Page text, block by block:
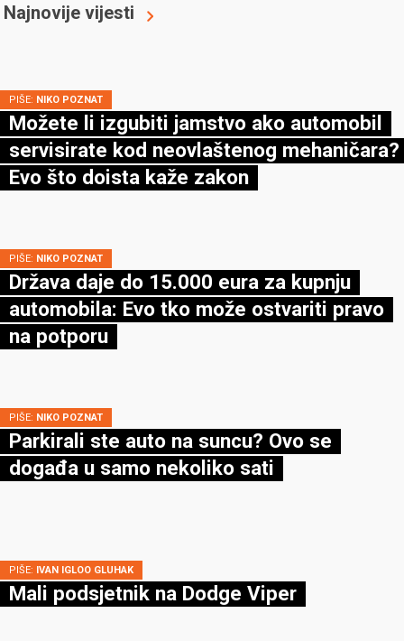
Najnovije vijesti
PIŠE: NIKO POZNAT
Možete li izgubiti jamstvo ako automobil
servisirate kod neovlaštenog mehaničara?
Evo što doista kaže zakon
PIŠE: NIKO POZNAT
Država daje do 15.000 eura za kupnju
automobila: Evo tko može ostvariti pravo
na potporu
PIŠE: NIKO POZNAT
Parkirali ste auto na suncu? Ovo se
događa u samo nekoliko sati
PIŠE: IVAN IGLOO GLUHAK
Mali podsjetnik na Dodge Viper